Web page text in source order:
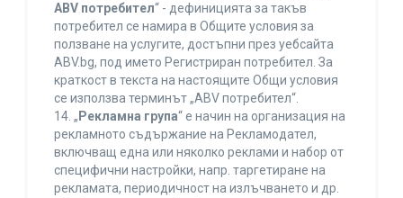
ABV потребител“ - дефиницията за такъв
потребител се намира в Общите условия за
ползване на услугите, достъпни през уебсайта
ABV.bg, под името Регистриран потребител. За
краткост в текста на настоящите Общи условия
се използва терминът „ABV потребител“.
14. „ Рекламна група“ е начин на организация на
рекламното съдържание на Рекламодател,
включващ една или няколко реклами и набор от
специфични настройки, напр. таргетиране на
рекламата, периодичност на излъчването и др.